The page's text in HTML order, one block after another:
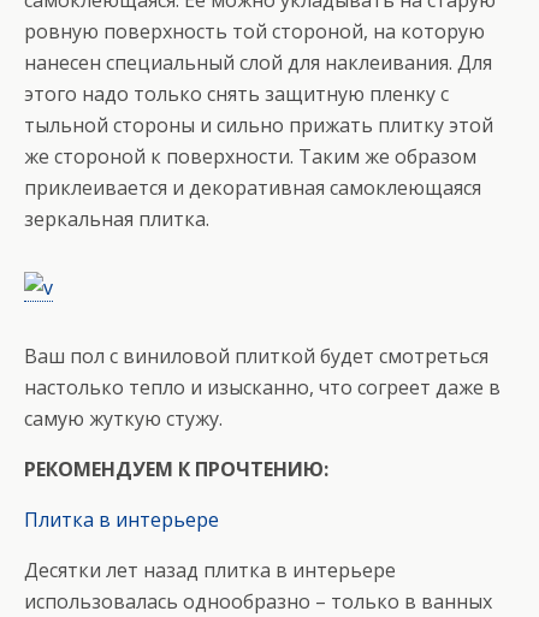
ровную поверхность той стороной, на которую
нанесен специальный слой для наклеивания. Для
этого надо только снять защитную пленку с
тыльной стороны и сильно прижать плитку этой
же стороной к поверхности. Таким же образом
приклеивается и декоративная самоклеющаяся
зеркальная плитка.
Ваш пол с виниловой плиткой будет смотреться
настолько тепло и изысканно, что согреет даже в
самую жуткую стужу.
РЕКОМЕНДУЕМ К ПРОЧТЕНИЮ:
Плитка в интерьере
Десятки лет назад плитка в интерьере
использовалась однообразно – только в ванных